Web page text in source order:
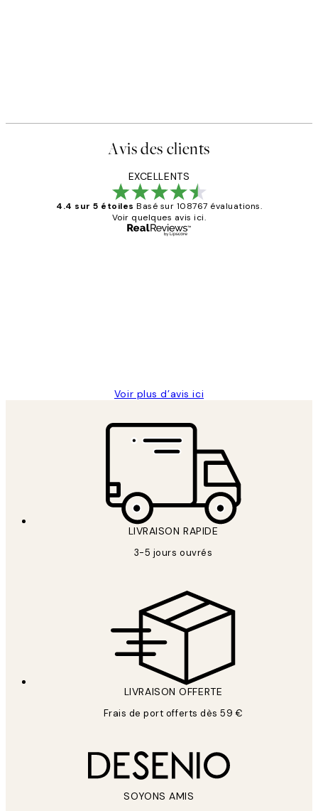
Avis des clients
EXCELLENTS
4.4 sur 5 étoiles Basé sur 108767 évaluations.
Voir quelques avis ici.
Voir plus d’avis ici
LIVRAISON RAPIDE
3-5 jours ouvrés
LIVRAISON OFFERTE
Frais de port offerts dès 59 €
SOYONS AMIS